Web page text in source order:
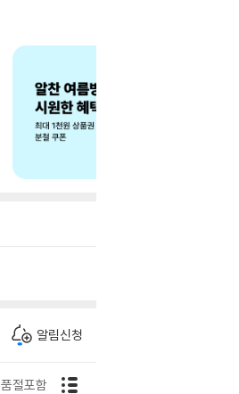
알림신청
품절포함